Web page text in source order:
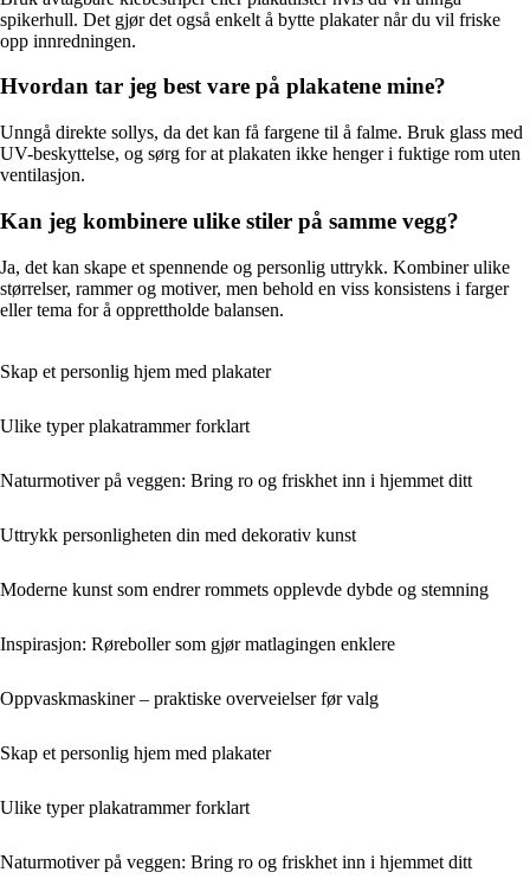
spikerhull. Det gjør det også enkelt å bytte plakater når du vil friske
opp innredningen.
Hvordan tar jeg best vare på plakatene mine?
Unngå direkte sollys, da det kan få fargene til å falme. Bruk glass med
UV-beskyttelse, og sørg for at plakaten ikke henger i fuktige rom uten
ventilasjon.
Kan jeg kombinere ulike stiler på samme vegg?
Ja, det kan skape et spennende og personlig uttrykk. Kombiner ulike
størrelser, rammer og motiver, men behold en viss konsistens i farger
eller tema for å opprettholde balansen.
Skap et personlig hjem med plakater
Ulike typer plakatrammer forklart
Naturmotiver på veggen: Bring ro og friskhet inn i hjemmet ditt
Uttrykk personligheten din med dekorativ kunst
Moderne kunst som endrer rommets opplevde dybde og stemning
Inspirasjon: Røreboller som gjør matlagingen enklere
Oppvaskmaskiner – praktiske overveielser før valg
Skap et personlig hjem med plakater
Ulike typer plakatrammer forklart
Naturmotiver på veggen: Bring ro og friskhet inn i hjemmet ditt